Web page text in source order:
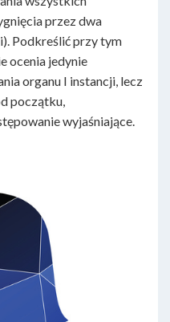
przez dwa
Podkreślić przy tym
ocenia jedynie
organu I instancji, lecz
początku,
wyjaśniające.